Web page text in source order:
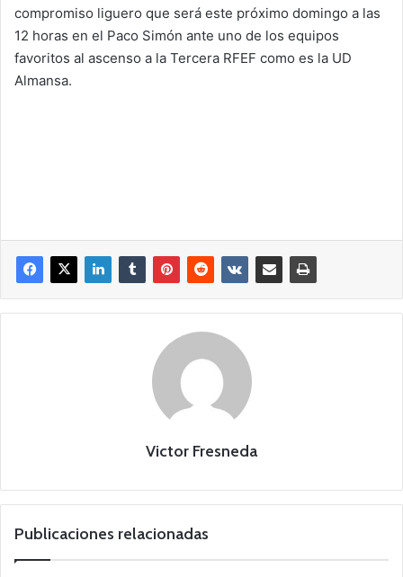
compromiso liguero que será este próximo domingo a las
12 horas en el Paco Simón ante uno de los equipos
favoritos al ascenso a la Tercera RFEF como es la UD
Almansa.
Victor Fresneda
Publicaciones relacionadas